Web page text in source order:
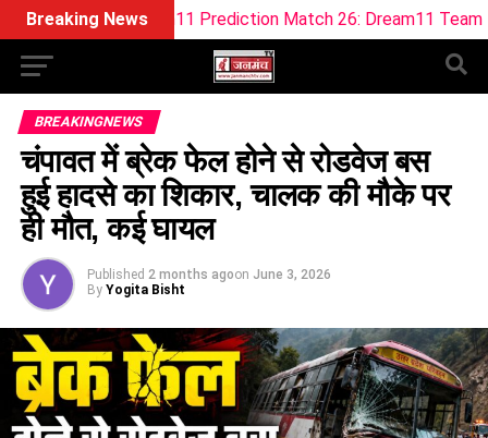
Breaking News
Dream11 Prediction Match 26: Dream11 Team Today The
BREAKINGNEWS
चंपावत में ब्रेक फेल होने से रोडवेज बस
हुई हादसे का शिकार, चालक की मौके पर
ही मौत, कई घायल
Published 2 months agoon June 3, 2026
By Yogita Bisht